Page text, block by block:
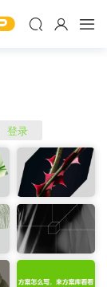
登录